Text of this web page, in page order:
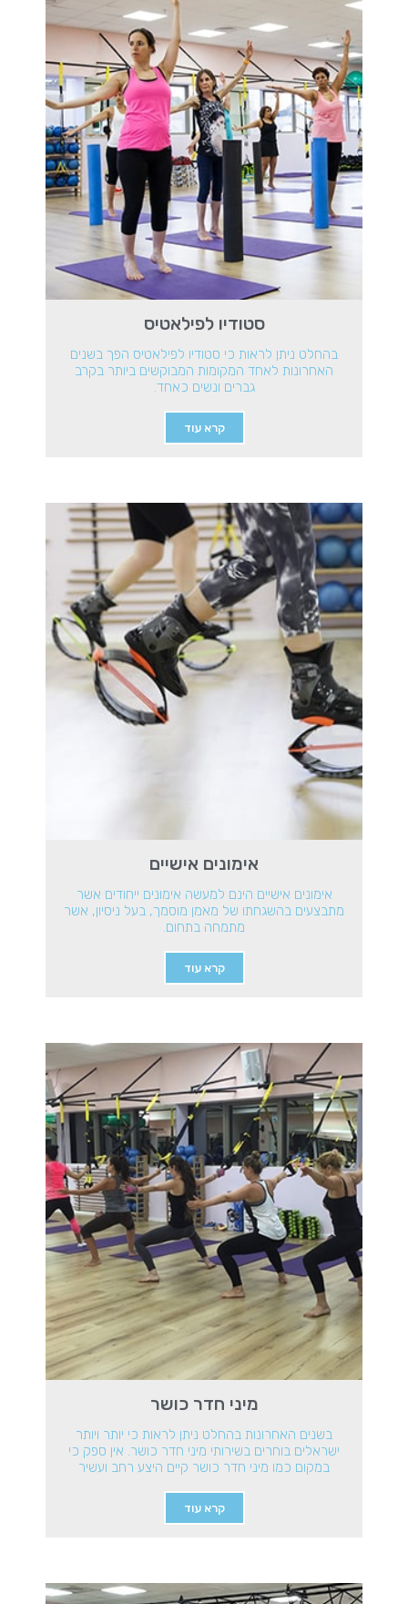
סטודיו לפילאטיס
בהחלט ניתן לראות כי סטודיו לפילאטיס הפך בשנים
האחרונות לאחד המקומות המבוקשים ביותר בקרב
גברים ונשים כאחד.
קרא עוד
אימונים אישיים
אימונים אישיים הינם למעשה אימונים ייחודים אשר
מתבצעים בהשגחתו של מאמן מוסמך, בעל ניסיון, אשר
מתמחה בתחום.
קרא עוד
מיני חדר כושר
בשנים האחרונות בהחלט ניתן לראות כי יותר ויותר
ישראלים בוחרים בשירותי מיני חדר כושר. אין ספק כי
במקום כמו מיני חדר כושר קיים היצע רחב ועשיר
קרא עוד